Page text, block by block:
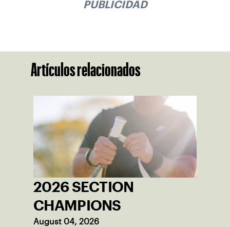
PUBLICIDAD
Artículos relacionados
2026 SECTION
CHAMPIONS
August 04, 2026